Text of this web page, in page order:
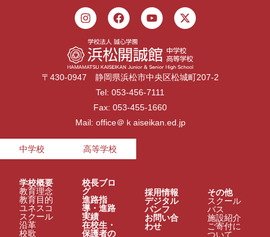
〒430-0947 静岡県浜松市中央区松城町207-2
Tel: 053-456-7111
Fax: 053-455-1660
Mail: office＠ｋaiseikan.ed.jp
中学校 高等学校
学校概要
教育理念
教育目的
ユネスコ
スクール
沿革
校歌
校長ブロ
グ
進路指
導・進路
実績
在校生・
保護者の
採用情報
デジタル
パンフ
お問い合
わせ
その他
スクール
バス
施設紹介
ご寄付に
ついて